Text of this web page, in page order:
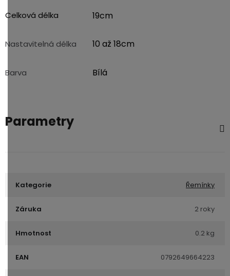
Celková délka 19cm
Nastavitelná délka 10 až 18cm
Barva Bílá
Parametry
Kategorie Řemínky
Záruka 2 roky
Hmotnost 0.2 kg
EAN 0792649664223